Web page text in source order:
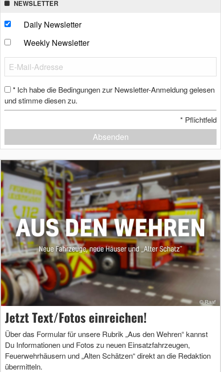
NEWSLETTER
Daily Newsletter
Weekly Newsletter
* Ich habe die Bedingungen zur Newsletter-Anmeldung gelesen
und stimme diesen zu.
* Pflichtfeld
Absenden
Jetzt Text/Fotos einreichen!
Über das Formular für unsere Rubrik „Aus den Wehren“ kannst
Du Informationen und Fotos zu neuen Einsatzfahrzeugen,
Feuerwehrhäusern und „Alten Schätzen“ direkt an die Redaktion
übermitteln.